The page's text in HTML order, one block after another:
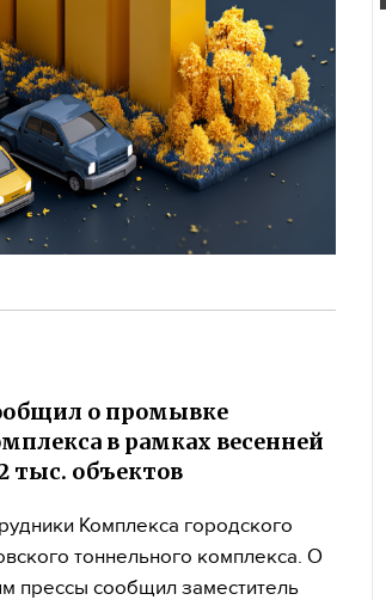
о промывке
в рамках весенней
тыс. объектов
Комплекса городского
тоннельного комплекса. О
прессы сообщил заместитель